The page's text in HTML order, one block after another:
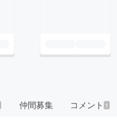
仲間募集 コメント 1